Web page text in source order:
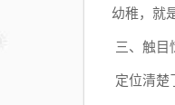
幼稚，就
三、触目
定位清楚